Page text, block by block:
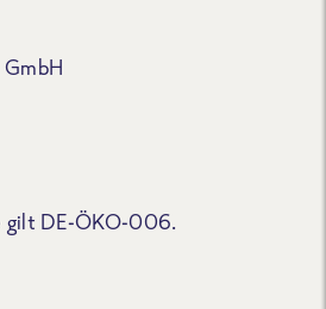
gilt DE-ÖKO-006.